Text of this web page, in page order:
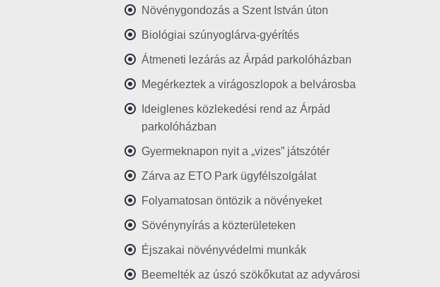
Növénygondozás a Szent István úton
Biológiai szúnyoglárva-gyérítés
Átmeneti lezárás az Árpád parkolóházban
Megérkeztek a virágoszlopok a belvárosba
Ideiglenes közlekedési rend az Árpád
parkolóházban
Gyermeknapon nyit a „vizes” játszótér
Zárva az ETO Park ügyfélszolgálat
Folyamatosan öntözik a növényeket
Sövénynyírás a közterületeken
Éjszakai növényvédelmi munkák
Beemelték az úszó szökőkutat az adyvárosi